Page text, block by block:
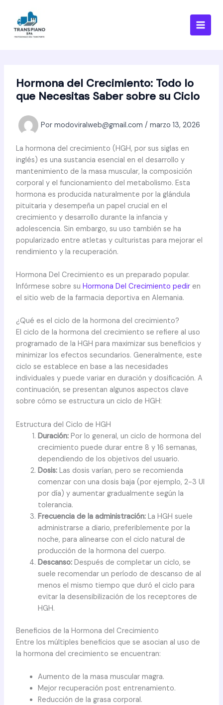
contenido
Hormona del Crecimiento: Todo lo
que Necesitas Saber sobre su Ciclo
Por modoviralweb@gmail.com / marzo 13, 2026
La hormona del crecimiento (HGH, por sus siglas en
inglés) es una sustancia esencial en el desarrollo y
mantenimiento de la masa muscular, la composición
corporal y el funcionamiento del metabolismo. Esta
hormona es producida naturalmente por la glándula
pituitaria y desempeña un papel crucial en el
crecimiento y desarrollo durante la infancia y
adolescencia. Sin embargo, su uso también se ha
popularizado entre atletas y culturistas para mejorar el
rendimiento y la recuperación.
Hormona Del Crecimiento es un preparado popular.
Infórmese sobre su Hormona Del Crecimiento pediren
el sitio web de la farmacia deportiva en Alemania.
¿Qué es el ciclo de la hormona del crecimiento?
El ciclo de la hormona del crecimiento se refiere al uso
programado de la HGH para maximizar sus beneficios y
minimizar los efectos secundarios. Generalmente, este
ciclo se establece en base a las necesidades
individuales y puede variar en duración y dosificación. A
continuación, se presentan algunos aspectos clave
sobre cómo se estructura un ciclo de HGH:
Estructura del Ciclo de HGH
Duración:Por lo general, un ciclo de hormona del
crecimiento puede durar entre 8 y 16 semanas,
dependiendo de los objetivos del usuario.
Dosis:Las dosis varían, pero se recomienda
comenzar con una dosis baja (por ejemplo, 2-3 UI
por día) y aumentar gradualmente según la
tolerancia.
Frecuencia de la administración:La HGH suele
administrarse a diario, preferiblemente por la
noche, para alinearse con el ciclo natural de
producción de la hormona del cuerpo.
Descanso:Después de completar un ciclo, se
suele recomendar un período de descanso de al
menos el mismo tiempo que duró el ciclo para
evitar la desensibilización de los receptores de
HGH.
Beneficios de la Hormona del Crecimiento
Entre los múltiples beneficios que se asocian al uso de
la hormona del crecimiento se encuentran:
Aumento de la masa muscular magra.
Mejor recuperación post entrenamiento.
Reducción de la grasa corporal.